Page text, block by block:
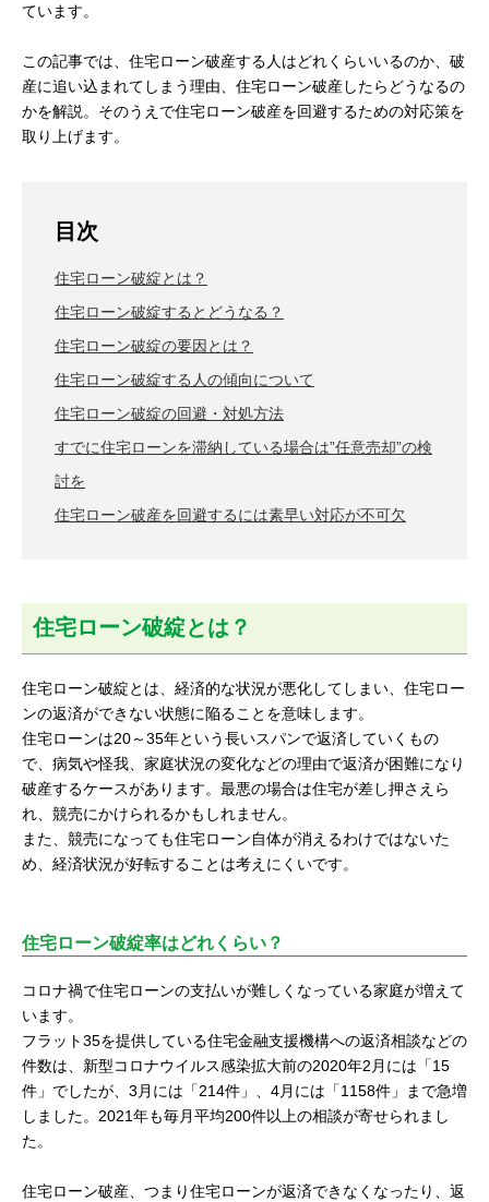
ています。
この記事では、住宅ローン破産する人はどれくらいいるのか、破
産に追い込まれてしまう理由、住宅ローン破産したらどうなるの
かを解説。そのうえで住宅ローン破産を回避するための対応策を
取り上げます。
目次
住宅ローン破綻とは？
住宅ローン破綻するとどうなる？
住宅ローン破綻の要因とは？
住宅ローン破綻する人の傾向について
住宅ローン破綻の回避・対処方法
すでに住宅ローンを滞納している場合は”任意売却”の検
討を
住宅ローン破産を回避するには素早い対応が不可欠
住宅ローン破綻とは？
住宅ローン破綻とは、経済的な状況が悪化してしまい、住宅ロー
ンの返済ができない状態に陥ることを意味します。
住宅ローンは20～35年という長いスパンで返済していくもの
で、病気や怪我、家庭状況の変化などの理由で返済が困難になり
破産するケースがあります。最悪の場合は住宅が差し押さえら
れ、競売にかけられるかもしれません。
また、競売になっても住宅ローン自体が消えるわけではないた
め、経済状況が好転することは考えにくいです。
住宅ローン破綻率はどれくらい？
コロナ禍で住宅ローンの支払いが難しくなっている家庭が増えて
います。
フラット35を提供している住宅金融支援機構への返済相談などの
件数は、新型コロナウイルス感染拡大前の2020年2月には「15
件」でしたが、3月には「214件」、4月には「1158件」まで急増
しました。2021年も毎月平均200件以上の相談が寄せられまし
た。
住宅ローン破産、つまり住宅ローンが返済できなくなったり、返